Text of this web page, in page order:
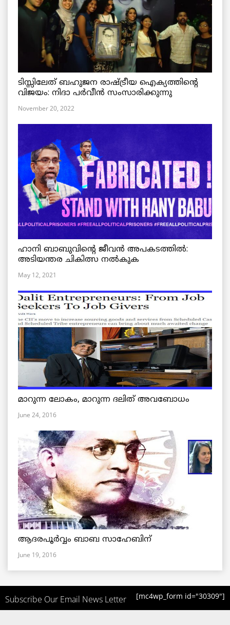
ടിസ്സിലേത് ബഹുജന രാഷ്ട്രീയ ഐക്യത്തിന്റെ
വിജയം: നിദാ പർവീൻ സംസാരിക്കുന്നു
November 20, 2022
ഹാനി ബാബുവിന്റെ ജീവൻ അപകടത്തിൽ:
അടിയന്തര ചികിത്സ നൽകുക
May 12, 2021
മാറുന്ന ലോകം, മാറുന്ന ദലിത് അവബോധം
June 24, 2016
ആദരപൂര്‍വ്വം ബാബ സാഹേബിന്
June 19, 2016
Subscribe Our Email News Letter [mc4wp_form id="30309"]